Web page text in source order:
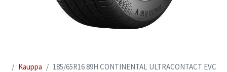
Kauppa 185/65R16 89H CONTINENTAL ULTRACONTACT EVC